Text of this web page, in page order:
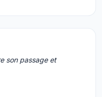
son passage et